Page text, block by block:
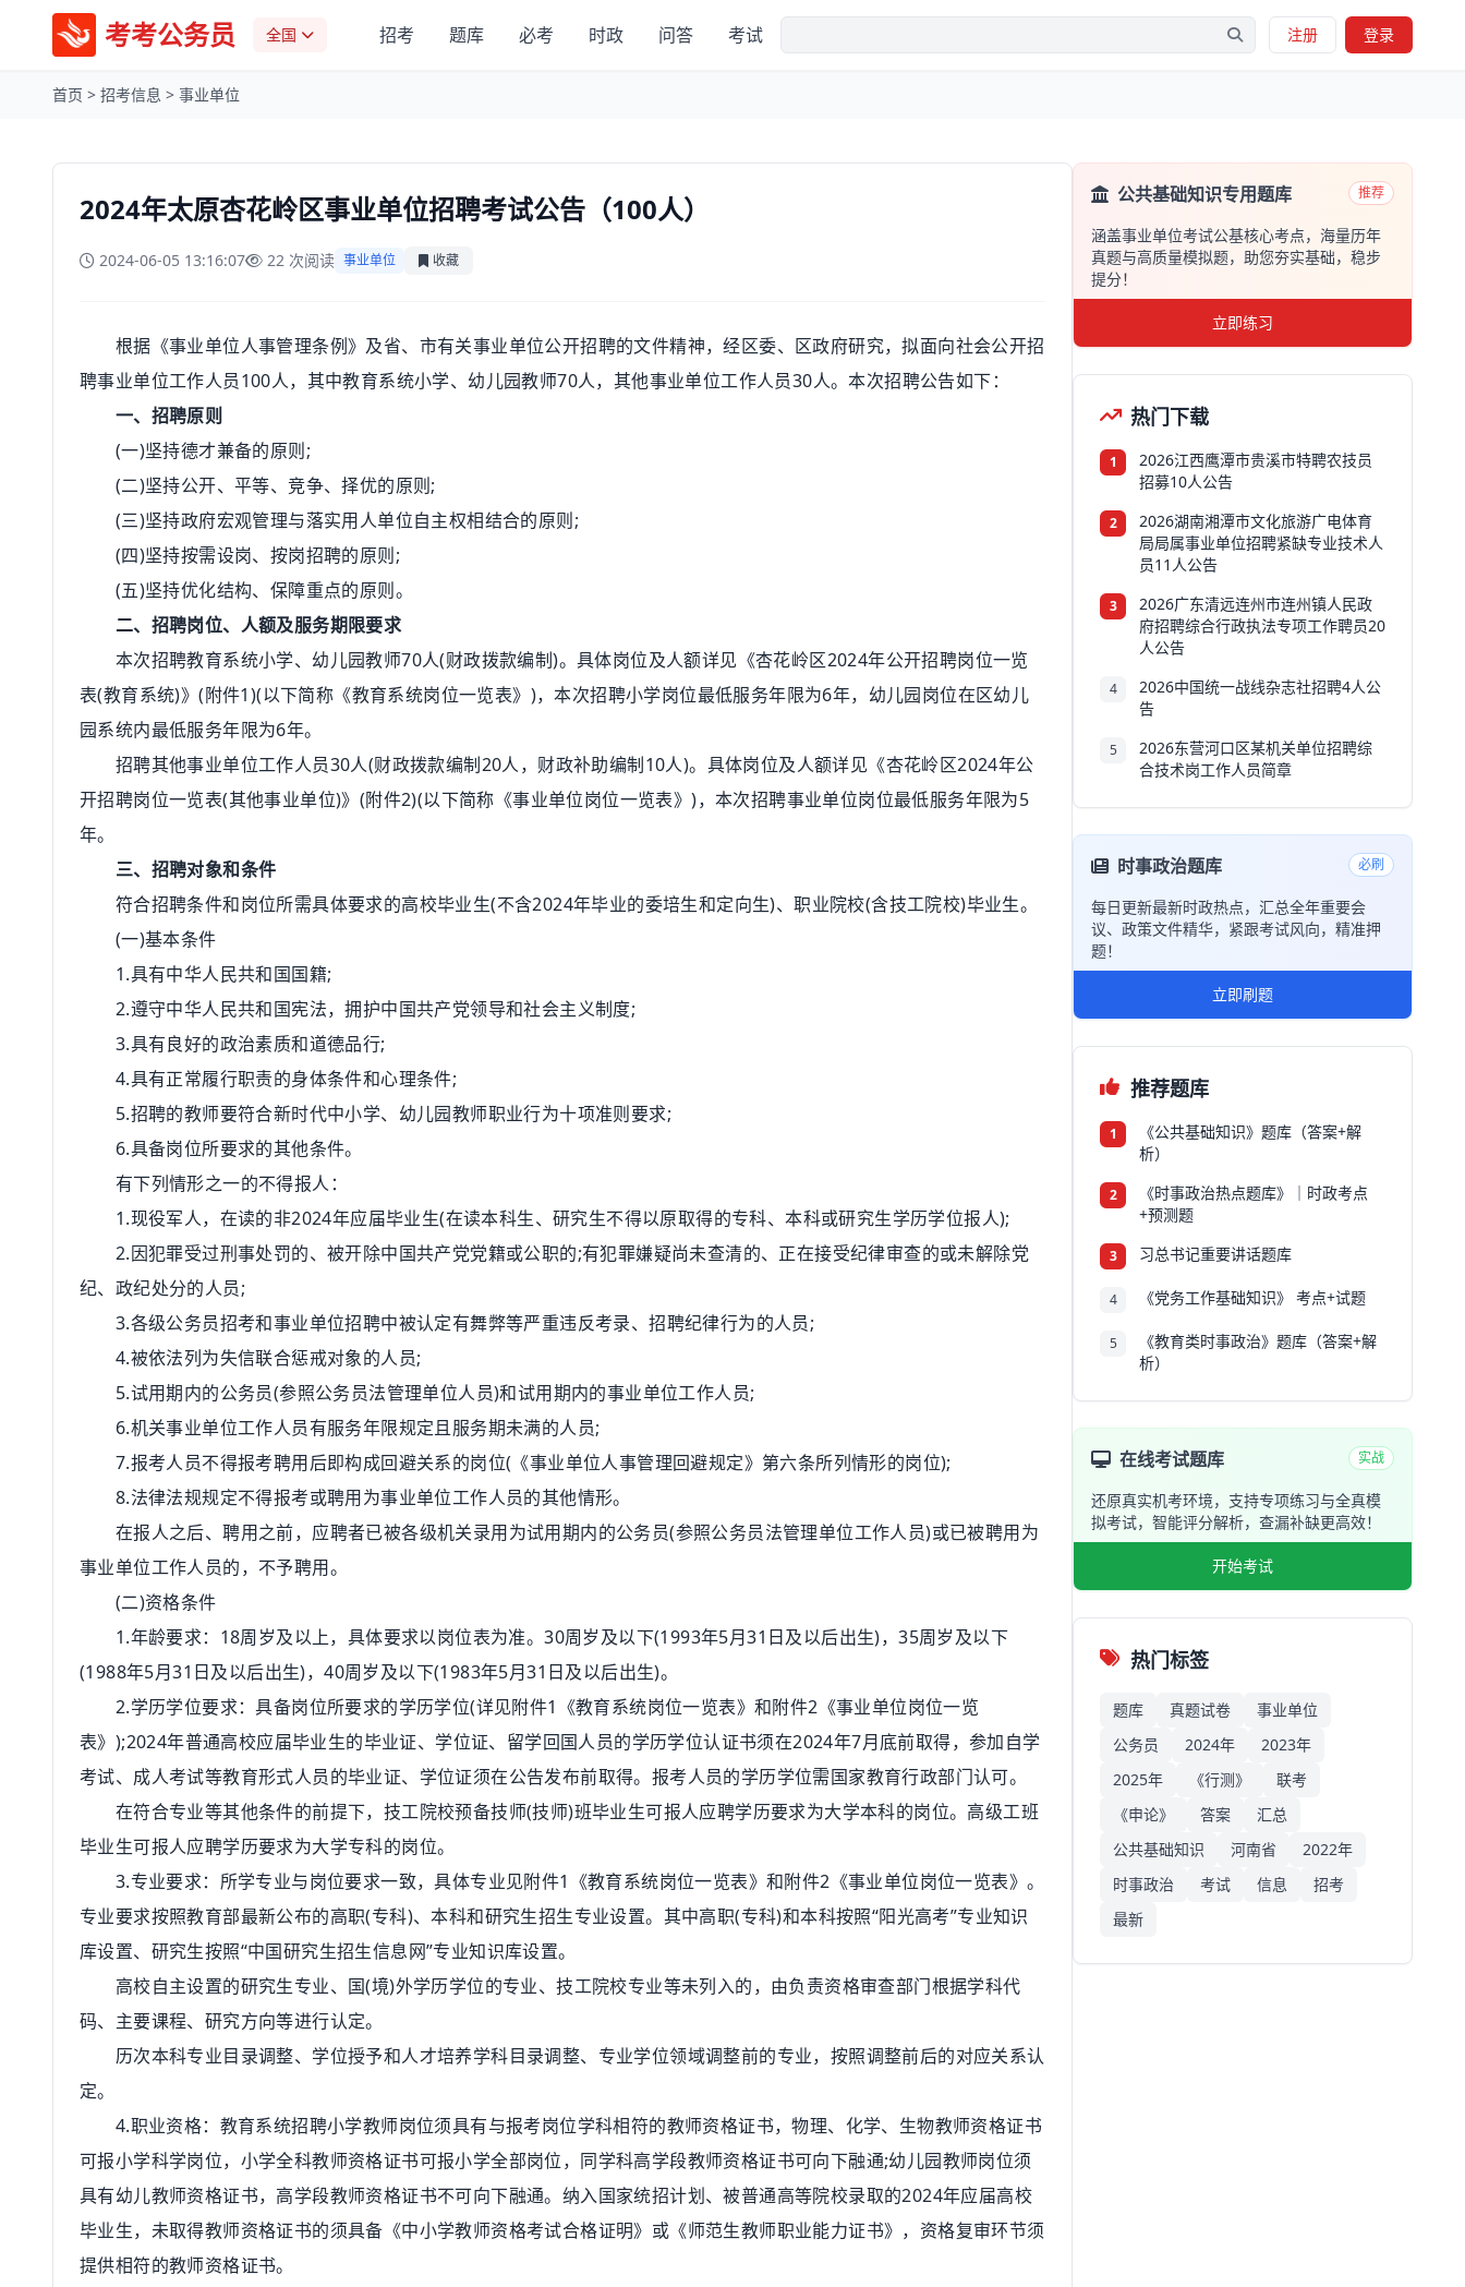
考考公务员 全国 招考 题库 必考 时政 问答 考试 注册 登录
首页 > 招考信息 > 事业单位
2024年太原杏花岭区事业单位招聘考试公告（100人）
2024-06-05 13:16:07 22 次阅读 事业单位 收藏
根据《事业单位人事管理条例》及省、市有关事业单位公开招聘的文件精神，经区委、区政府研究，拟面向社会公开招
聘事业单位工作人员100人，其中教育系统小学、幼儿园教师70人，其他事业单位工作人员30人。本次招聘公告如下：
一、招聘原则
(一)坚持德才兼备的原则;
(二)坚持公开、平等、竞争、择优的原则;
(三)坚持政府宏观管理与落实用人单位自主权相结合的原则;
(四)坚持按需设岗、按岗招聘的原则;
(五)坚持优化结构、保障重点的原则。
二、招聘岗位、人额及服务期限要求
本次招聘教育系统小学、幼儿园教师70人(财政拨款编制)。具体岗位及人额详见《杏花岭区2024年公开招聘岗位一览
表(教育系统)》(附件1)(以下简称《教育系统岗位一览表》)，本次招聘小学岗位最低服务年限为6年，幼儿园岗位在区幼儿
园系统内最低服务年限为6年。
招聘其他事业单位工作人员30人(财政拨款编制20人，财政补助编制10人)。具体岗位及人额详见《杏花岭区2024年公
开招聘岗位一览表(其他事业单位)》(附件2)(以下简称《事业单位岗位一览表》)，本次招聘事业单位岗位最低服务年限为5
年。
三、招聘对象和条件
符合招聘条件和岗位所需具体要求的高校毕业生(不含2024年毕业的委培生和定向生)、职业院校(含技工院校)毕业生。
(一)基本条件
1.具有中华人民共和国国籍;
2.遵守中华人民共和国宪法，拥护中国共产党领导和社会主义制度;
3.具有良好的政治素质和道德品行;
4.具有正常履行职责的身体条件和心理条件;
5.招聘的教师要符合新时代中小学、幼儿园教师职业行为十项准则要求;
6.具备岗位所要求的其他条件。
有下列情形之一的不得报人：
1.现役军人，在读的非2024年应届毕业生(在读本科生、研究生不得以原取得的专科、本科或研究生学历学位报人);
2.因犯罪受过刑事处罚的、被开除中国共产党党籍或公职的;有犯罪嫌疑尚未查清的、正在接受纪律审查的或未解除党
纪、政纪处分的人员;
3.各级公务员招考和事业单位招聘中被认定有舞弊等严重违反考录、招聘纪律行为的人员;
4.被依法列为失信联合惩戒对象的人员;
5.试用期内的公务员(参照公务员法管理单位人员)和试用期内的事业单位工作人员;
6.机关事业单位工作人员有服务年限规定且服务期未满的人员;
7.报考人员不得报考聘用后即构成回避关系的岗位(《事业单位人事管理回避规定》第六条所列情形的岗位);
8.法律法规规定不得报考或聘用为事业单位工作人员的其他情形。
在报人之后、聘用之前，应聘者已被各级机关录用为试用期内的公务员(参照公务员法管理单位工作人员)或已被聘用为
事业单位工作人员的，不予聘用。
(二)资格条件
1.年龄要求：18周岁及以上，具体要求以岗位表为准。30周岁及以下(1993年5月31日及以后出生)，35周岁及以下
(1988年5月31日及以后出生)，40周岁及以下(1983年5月31日及以后出生)。
2.学历学位要求：具备岗位所要求的学历学位(详见附件1《教育系统岗位一览表》和附件2《事业单位岗位一览
表》);2024年普通高校应届毕业生的毕业证、学位证、留学回国人员的学历学位认证书须在2024年7月底前取得，参加自学
考试、成人考试等教育形式人员的毕业证、学位证须在公告发布前取得。报考人员的学历学位需国家教育行政部门认可。
在符合专业等其他条件的前提下，技工院校预备技师(技师)班毕业生可报人应聘学历要求为大学本科的岗位。高级工班
毕业生可报人应聘学历要求为大学专科的岗位。
3.专业要求：所学专业与岗位要求一致，具体专业见附件1《教育系统岗位一览表》和附件2《事业单位岗位一览表》。
专业要求按照教育部最新公布的高职(专科)、本科和研究生招生专业设置。其中高职(专科)和本科按照“阳光高考”专业知识
库设置、研究生按照“中国研究生招生信息网”专业知识库设置。
高校自主设置的研究生专业、国(境)外学历学位的专业、技工院校专业等未列入的，由负责资格审查部门根据学科代
码、主要课程、研究方向等进行认定。
历次本科专业目录调整、学位授予和人才培养学科目录调整、专业学位领域调整前的专业，按照调整前后的对应关系认
定。
4.职业资格：教育系统招聘小学教师岗位须具有与报考岗位学科相符的教师资格证书，物理、化学、生物教师资格证书
可报小学科学岗位，小学全科教师资格证书可报小学全部岗位，同学科高学段教师资格证书可向下融通;幼儿园教师岗位须
具有幼儿教师资格证书，高学段教师资格证书不可向下融通。纳入国家统招计划、被普通高等院校录取的2024年应届高校
毕业生，未取得教师资格证书的须具备《中小学教师资格考试合格证明》或《师范生教师职业能力证书》，资格复审环节须
提供相符的教师资格证书。
公共基础知识专用题库 推荐
涵盖事业单位考试公基核心考点，海量历年
真题与高质量模拟题，助您夯实基础，稳步
提分！
立即练习
热门下载
1
2026江西鹰潭市贵溪市特聘农技员
招募10人公告
2
2026湖南湘潭市文化旅游广电体育
局局属事业单位招聘紧缺专业技术人
员11人公告
3
2026广东清远连州市连州镇人民政
府招聘综合行政执法专项工作聘员20
人公告
4
2026中国统一战线杂志社招聘4人公
告
5
2026东营河口区某机关单位招聘综
合技术岗工作人员简章
时事政治题库 必刷
每日更新最新时政热点，汇总全年重要会
议、政策文件精华，紧跟考试风向，精准押
题！
立即刷题
推荐题库
1
《公共基础知识》题库（答案+解
析）
2
《时事政治热点题库》｜时政考点
+预测题
3 习总书记重要讲话题库
4 《党务工作基础知识》 考点+试题
5
《教育类时事政治》题库（答案+解
析）
在线考试题库 实战
还原真实机考环境，支持专项练习与全真模
拟考试，智能评分解析，查漏补缺更高效！
开始考试
热门标签
题库 真题试卷
事业单位
公务员
2024年
2023年
2025年
《行测》
联考
《申论》
答案
汇总
公共基础知识
河南省
2022年
时事政治
考试 信息
招考
最新